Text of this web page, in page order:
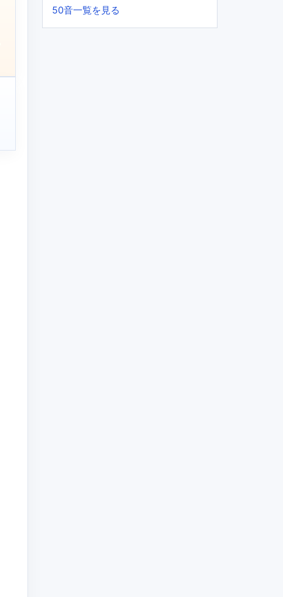
50音一覧を見る